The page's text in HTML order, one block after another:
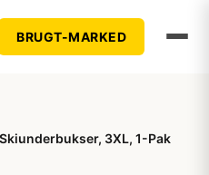
BRUGT-MARKED
3XL, 1-Pak